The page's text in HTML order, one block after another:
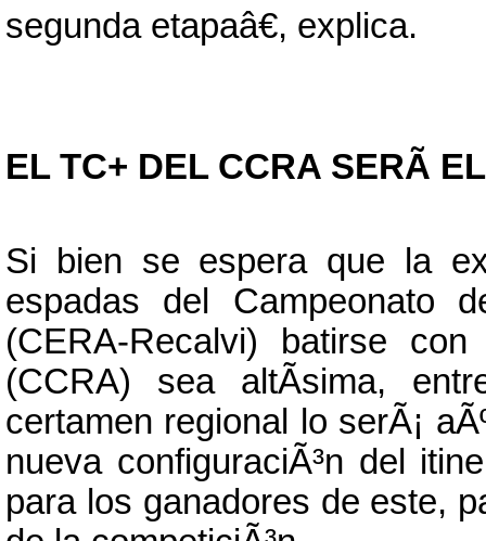
segunda etapaâ€, explica.
EL TC+ DEL CCRA SERÃ
Si bien se espera que la
espadas del Campeonato
(CERA-Recalvi) batirse
(CCRA) sea altÃ­sima,
certamen regional lo serÃ¡
nueva configuraciÃ³n del
para los ganadores de este,